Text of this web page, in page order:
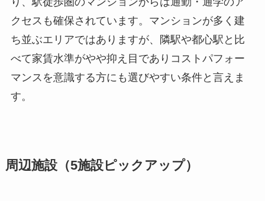
クセスも確保されています。マンションが多く建
ち並ぶエリアではありますが、隣駅や都心駅と比
べて家賃水準がやや抑え目でありコストパフォー
マンスを意識する方にも選びやすい条件と言えま
す。
周辺施設（5施設ピックアップ）